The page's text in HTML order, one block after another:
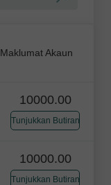
Maklumat Akaun
10000.00
Tunjukkan Butiran
10000.00
Tunjukkan Butiran